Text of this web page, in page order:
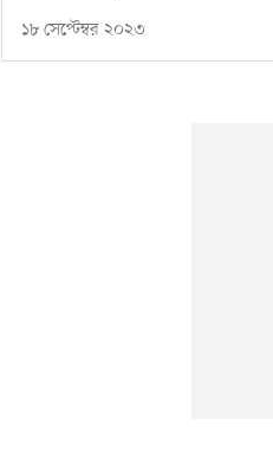
১৮ সেপ্টেম্বর ২০২৩